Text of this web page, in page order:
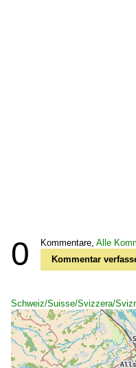
0 Kommentare, Alle
Kommentar
Schweiz/Suisse/Svizzera/